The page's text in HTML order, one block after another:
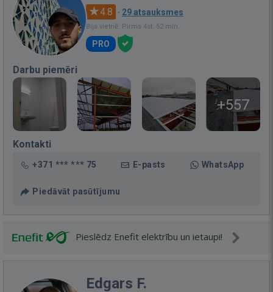
4.8 · 29 atsauksmes
Bija vietnē: Pirms 4st. 52 min.
PRO
Darbu piemēri
+557
Kontakti
+371 *** *** 75 E-pasts WhatsApp
Piedāvāt pasūtījumu
Pieslēdz Enefit elektrību un ietaupi!
Edgars F.